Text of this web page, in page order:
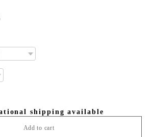
shipping available
Add to cart